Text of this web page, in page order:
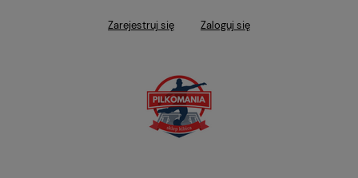
Zarejestruj się Zaloguj się